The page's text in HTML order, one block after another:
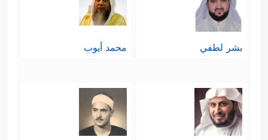
بشر لطفي محمد أيوب